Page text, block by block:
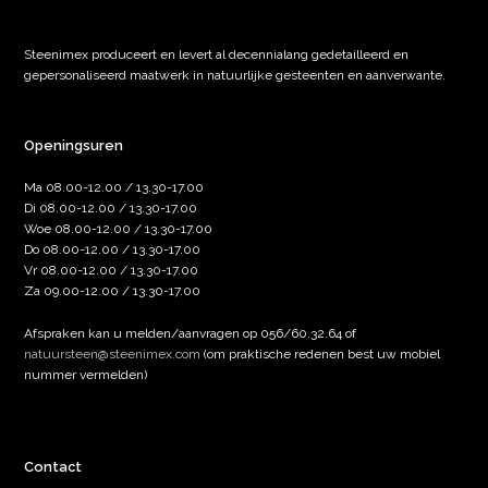
Steenimex produceert en levert al decennialang gedetailleerd en
gepersonaliseerd maatwerk in natuurlijke gesteenten en aanverwante.
Openingsuren
Ma 08.00-12.00 / 13.30-17.00
Di 08.00-12.00 / 13.30-17.00
Woe 08.00-12.00 / 13.30-17.00
Do 08.00-12.00 / 13.30-17.00
Vr 08.00-12.00 / 13.30-17.00
Za 09.00-12.00 / 13.30-17.00
Afspraken kan u melden/aanvragen op 056/60.32.64 of
natuursteen@steenimex.com (om praktische redenen best uw mobiel
nummer vermelden)
Contact